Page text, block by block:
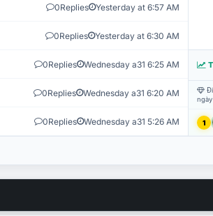
0Replies Yesterday at 6:57 AM
0Replies Yesterday at 6:30 AM
0Replies Wednesday a31 6:25 AM
0Replies Wednesday a31 6:20 AM
0Replies Wednesday a31 5:26 AM 1